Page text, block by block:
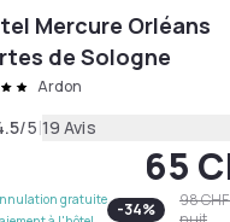
Mercure Orléans
de Sologne
Ardon
/5|19 Avis
gratuite
65
-34% 98 CHF